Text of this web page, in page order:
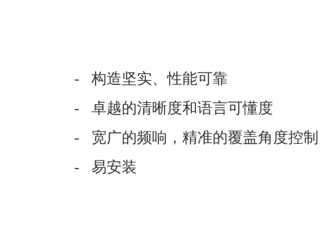
- 构造坚实、性能可靠
- 卓越的清晰度和语言可懂度
- 宽广的频响，精准的覆盖角度控制
- 易安装